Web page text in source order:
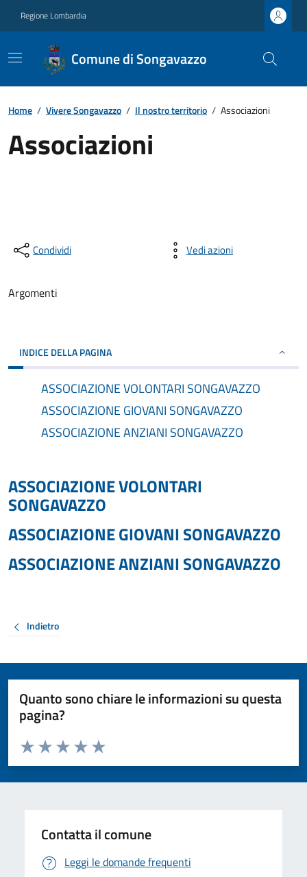
Regione Lombardia
Comune di Songavazzo
Home / Vivere Songavazzo / Il nostro territorio / Associazioni
Associazioni
Condividi Vedi azioni
Argomenti
INDICE DELLA PAGINA
ASSOCIAZIONE VOLONTARI SONGAVAZZO
ASSOCIAZIONE GIOVANI SONGAVAZZO
ASSOCIAZIONE ANZIANI SONGAVAZZO
ASSOCIAZIONE VOLONTARI
SONGAVAZZO
ASSOCIAZIONE GIOVANI SONGAVAZZO
ASSOCIAZIONE ANZIANI SONGAVAZZO
Indietro
Quanto sono chiare le informazioni su questa
pagina?
Valuta da 1 a 5 stelle la pagina
Valuta 5 stelle su 5
Valuta 4 stelle su 5
Valuta 3 stelle su 5
Valuta 2 stelle su 5
Valuta 1 stelle su 5
Contatta il comune
Leggi le domande frequenti